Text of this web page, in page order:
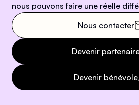
nous pouvons faire une réelle
Nous contacter
Devenir partenaire
Devenir bénévole